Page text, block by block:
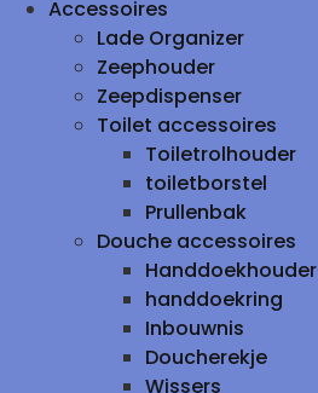
Accessoires
Lade Organizer
Zeephouder
Zeepdispenser
Toilet accessoires
Toiletrolhouder
toiletborstel
Prullenbak
Douche accessoires
Handdoekhouder
handdoekring
Inbouwnis
Doucherekje
Wissers